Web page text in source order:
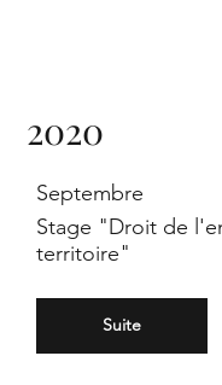
2020
Septembre
Stage "Droit de
territoire"
Suite
nd